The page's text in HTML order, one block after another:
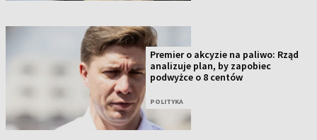
Premier o akcyzie na paliwo: Rząd
analizuje plan, by zapobiec
podwyżce o 8 centów
POLITYKA